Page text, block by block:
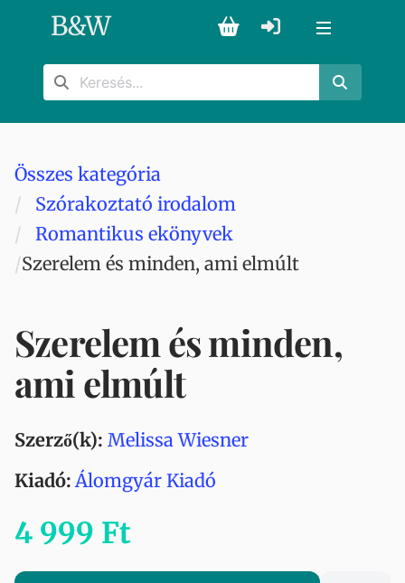
B&W
Összes kategória
Szórakoztató irodalom
Romantikus ekönyvek
Szerelem és minden, ami elmúlt
Szerelem és minden,
ami elmúlt
Szerző(k): Melissa Wiesner
Kiadó: Álomgyár Kiadó
4 999 Ft